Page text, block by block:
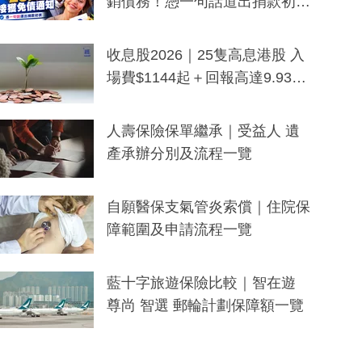
一度被誤當詐騙手段
收息股2026｜25隻高息港股 入
場費$1144起＋回報高達9.93
人壽保險保單繼承｜受益人 遺
產承辦分別及流程一覽
自願醫保支氣管炎索償｜住院保
障範圍及申請流程一覽
藍十字旅遊保險比較｜智在遊
尊尚 智選 郵輪計劃保障額一覽